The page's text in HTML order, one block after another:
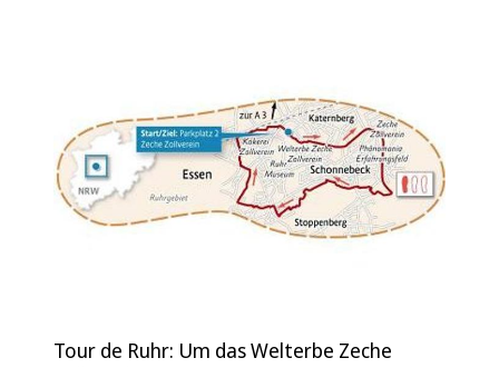
Tour de Ruhr: Um das Welterbe Zeche